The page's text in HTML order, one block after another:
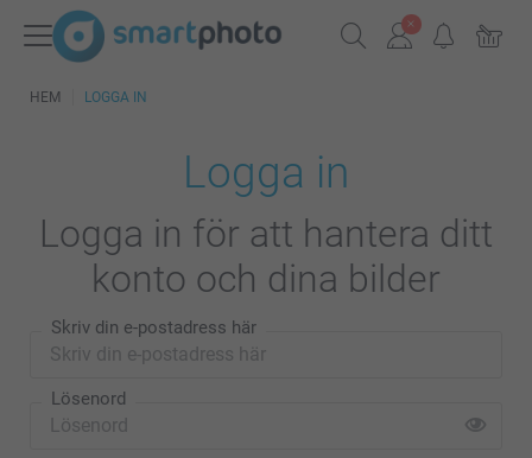
HEM LOGGA IN
Logga in
Logga in för att hantera ditt
konto och dina bilder
Skriv din e-postadress här
Lösenord